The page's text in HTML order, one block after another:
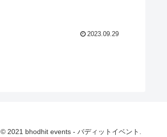
2023.09.29
© 2021 bhodhit events - バディットイベント.